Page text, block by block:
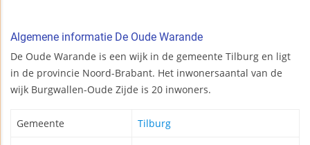
Algemene informatie De Oude Warande
De Oude Warande is een wijk in de gemeente Tilburg en ligt
in de provincie Noord-Brabant. Het inwonersaantal van de
wijk Burgwallen-Oude Zijde is 20 inwoners.
Gemeente Tilburg